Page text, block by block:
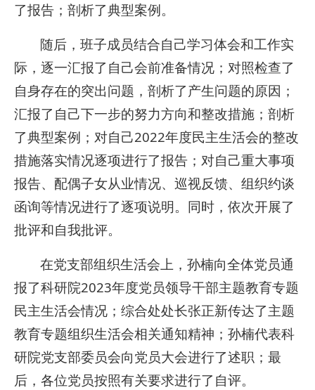
了报告；剖析了典型案例。
随后，班子成员结合自己学习体会和工作实
际，逐一汇报了自己会前准备情况；对照检查了
自身存在的突出问题，剖析了产生问题的原因；
汇报了自己下一步的努力方向和整改措施；剖析
了典型案例；对自己2022年度民主生活会的整改
措施落实情况逐项进行了报告；对自己重大事项
报告、配偶子女从业情况、巡视反馈、组织约谈
函询等情况进行了逐项说明。同时，依次开展了
批评和自我批评。
在党支部组织生活会上，孙楠向全体党员通
报了科研院2023年度党员领导干部主题教育专题
民主生活会情况；综合处处长张正新传达了主题
教育专题组织生活会相关通知精神；孙楠代表科
研院党支部委员会向党员大会进行了述职；最
后，各位党员按照有关要求进行了自评。